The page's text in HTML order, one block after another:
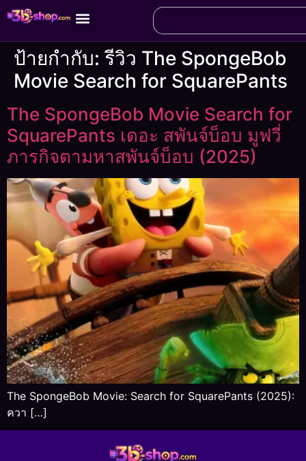
ป้ายกำกับ:รีวิว The SpongeBob
Movie Search for SquarePants
The SpongeBob Movie Search for
SquarePants เดอะ สพันจ์บ็อบ มูฟวี่
ภารกิจตามหาสพันจ์บ็อบ (2025)
The SpongeBob Movie: Search for SquarePants (2025):
ควา […]